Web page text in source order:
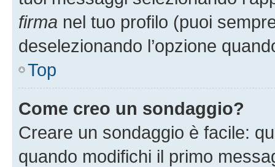
firma nel tuo profilo (puoi
deselezionando l’opzione
Top
Come creo un sondaggio?
Creare un sondaggio è facile:
quando modifichi il primo